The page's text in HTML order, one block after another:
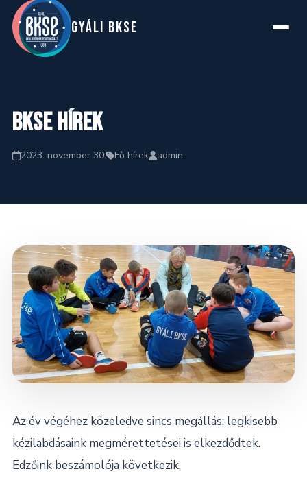
GYáLI BKSE
Rólunk
Hírek
Naptár
Dokumentumok
Kapcsolat
BKSE hírek
2023. november 30. Fő hírek admin
Az év végéhez közeledve sincs megállás: legkisebb
kézilabdásaink megmérettetései is elkezdődtek.
Edzőink beszámolója következik.